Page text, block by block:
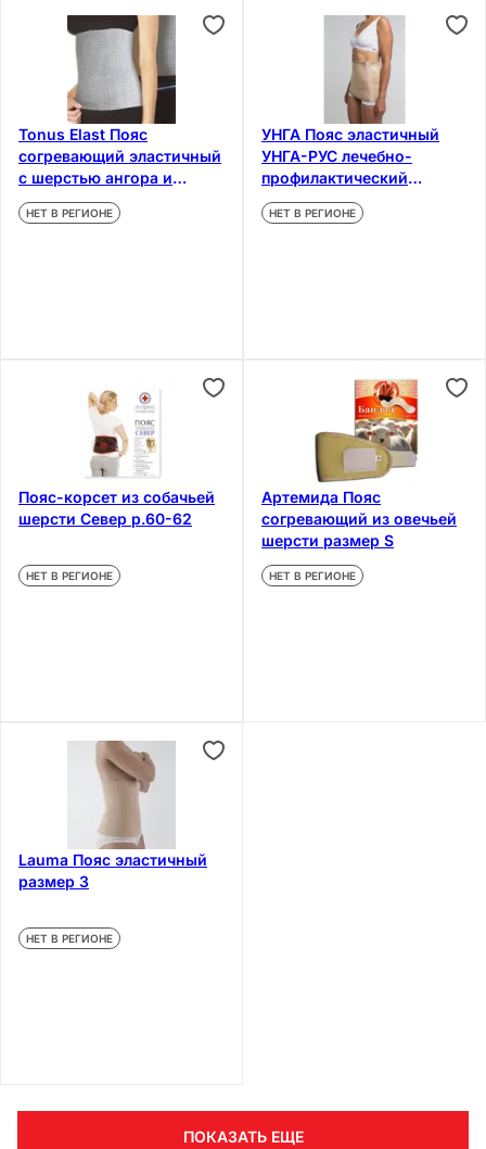
Tonus Elast Пояс
согревающий эластичный
с шерстью ангора и
мериноса размер 3
НЕТ В РЕГИОНЕ
УНГА Пояс эластичный
УНГА-РУС лечебно-
профилактический
размер 7
НЕТ В РЕГИОНЕ
Пояс-корсет из собачьей
шерсти Север р.60-62
НЕТ В РЕГИОНЕ
Артемида Пояс
согревающий из овечьей
шерсти размер S
НЕТ В РЕГИОНЕ
Lauma Пояс эластичный
размер 3
НЕТ В РЕГИОНЕ
ПОКАЗАТЬ ЕЩЕ